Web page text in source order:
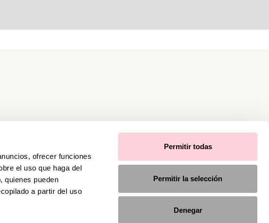
ofrecer funciones
el uso que haga del
quienes pueden
a partir del uso
Permitir todas
Permitir la selección
Denegar